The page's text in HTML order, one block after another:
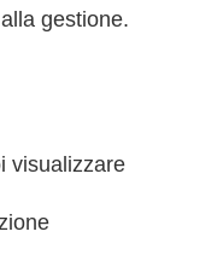
gestione.
visualizzare